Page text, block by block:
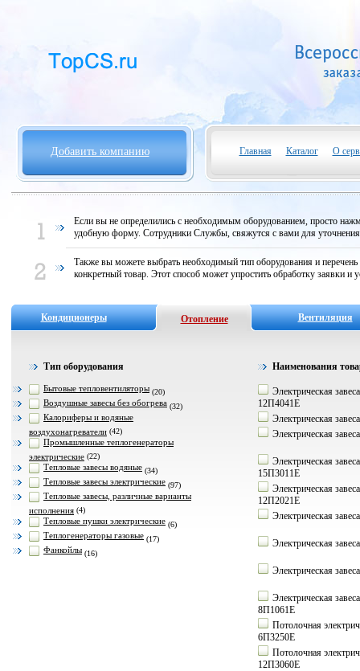
Добавить компанию Главная Каталог О
Если вы не определились с необходимым оборудованием, просто
удобную форму. Сотрудники Службы, свяжутся с вами для
Также вы можете выбрать необходимый тип оборудования и
конкретный товар. Этот способ может упростить обработку заявки и
Кондиционеры Отопление Вентиляция
Тип оборудования
Бытовые тепловентиляторы (20)
Воздушные завесы без обогрева (32)
Калориферы и водяные
воздухонагреватели (42)
Промышленные теплогенераторы
электрические (22)
Тепловые завесы водяные (34)
Тепловые завесы электрические (97)
Тепловые завесы, различные варианты
исполнения (4)
Тепловые пушки электрические (6)
Теплогенераторы газовые (17)
Фанкойлы (16)
Наименования
Электрическая
12П4041Е
Электрическая
Электрическая
Электрическая
15П3011Е
Электрическая
12П2021Е
Электрическая
Электрическая
Электрическая
Электрическая
8П1061Е
Потолочная
6П3250Е
Потолочная
12П3060Е